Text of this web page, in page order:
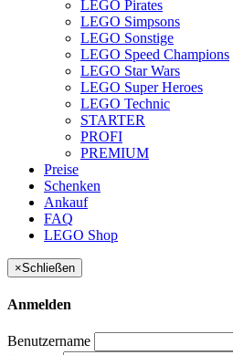
LEGO Pirates
LEGO Simpsons
LEGO Sonstige
LEGO Speed Champions
LEGO Star Wars
LEGO Super Heroes
LEGO Technic
STARTER
PROFI
PREMIUM
Preise
Schenken
Ankauf
FAQ
LEGO Shop
×Schließen
Anmelden
Benutzername